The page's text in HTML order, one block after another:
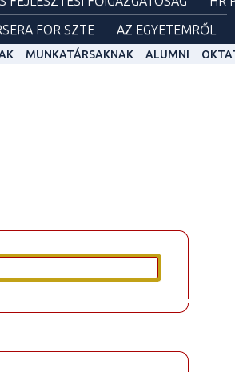
FOR SZTE AZ EGYETEMRŐL
MUNKATÁRSAKNAK ALUMNI